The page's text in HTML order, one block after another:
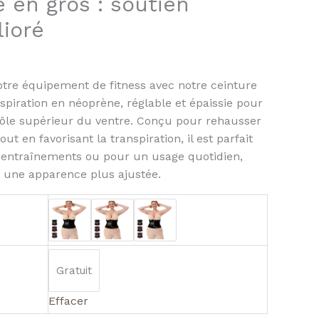
équipement de fitness avec notre ceinture
en néoprène, réglable et épaissie pour
supérieur du ventre. Conçu pour rehausser
en favorisant la transpiration, il est parfait
ou pour un usage quotidien,
une apparence plus ajustée.
Gratuit
Effacer